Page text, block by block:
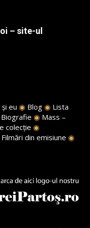
– site-ul
eu ◉ Blog ◉ Lista
Biografie ◉ Mass –
colecție ◉
Filmări din emisiune ◉